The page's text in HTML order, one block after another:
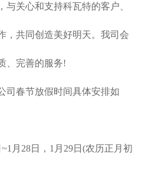
关心和支持科瓦特的客户、
，共同创造美好明天。我司会
、完善的服务!
春节放假时间具体安排如
28日，1月29日(农历正月初